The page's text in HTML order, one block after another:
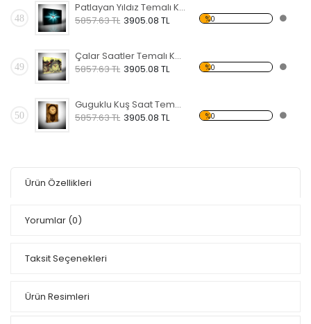
48
Patlayan Yıldız Temalı Kanvas Saat
5857.63 TL 3905.08 TL %0
49
Çalar Saatler Temalı Kanvas Saat
5857.63 TL 3905.08 TL %0
50
Guguklu Kuş Saat Temalı Kanvas Saat
5857.63 TL 3905.08 TL %0
Ürün Özellikleri
Yorumlar (0)
Taksit Seçenekleri
Ürün Resimleri